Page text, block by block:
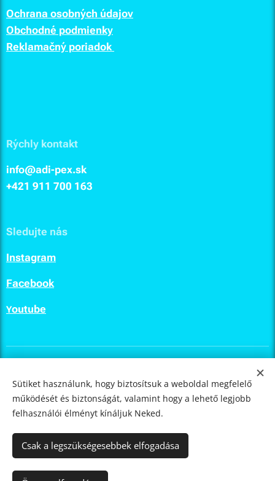
Ochrana osobných údajov
Obchodné podmienky
Reklamačný poriadok
Rýchly kontakt
info@adi-pex.sk
+421 911 700 163
Sledujte nás
Instagram
Facebook
Youtube
ULTIMA.LAB© 2023
Slovenčina
Čeština Magyar
Sütiket használunk, hogy biztosítsuk a weboldal megfelelő
működését és biztonságát, valamint hogy a lehető legjobb
felhasználói élményt kínáljuk Neked.
Csak a legszükségesebbek elfogadása